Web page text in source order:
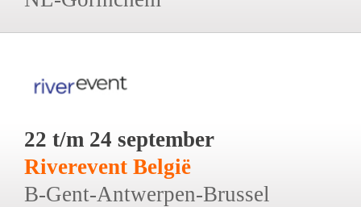
22 t/m 24 september
Riverevent België
B-Gent-Antwerpen-Brussel